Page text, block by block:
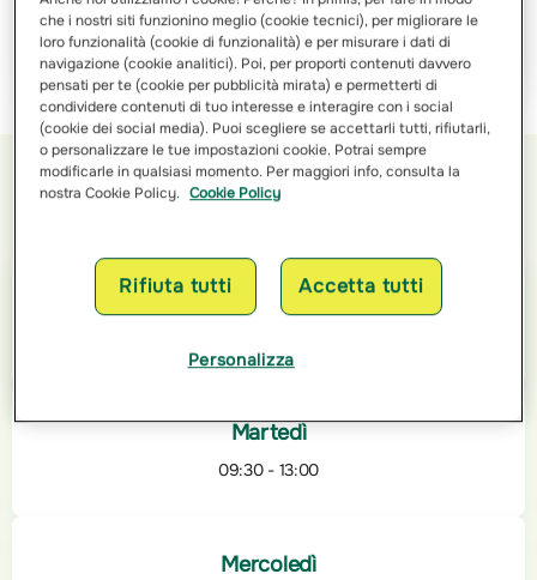
Richiedi Preventivo
Orari di apertura
Lunedì
Martedì
09:30 - 13:00
Mercoledì
che i nostri siti funzionino meglio (cookie tecnici), per migliorare le
loro funzionalità (cookie di funzionalità) e per misurare i dati di
navigazione (cookie analitici). Poi, per proporti contenuti davvero
pensati per te (cookie per pubblicità mirata) e permetterti di
condividere contenuti di tuo interesse e interagire con i social
(cookie dei social media). Puoi scegliere se accettarli tutti, rifiutarli,
o personalizzare le tue impostazioni cookie. Potrai sempre
modificarle in qualsiasi momento. Per maggiori info, consulta la
nostra Cookie Policy. Cookie Policy
Rifiuta tutti Accetta tutti
Personalizza